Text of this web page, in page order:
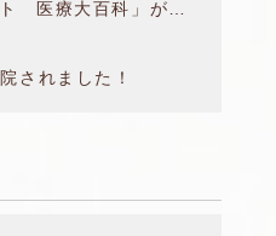
されました！